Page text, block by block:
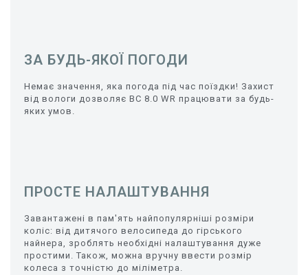
ЗА БУДЬ-ЯКОЇ ПОГОДИ
Немає значення, яка погода під час поїздки! Захист
від вологи дозволяє BC 8.0 WR працювати за будь-
яких умов.
ПРОСТЕ НАЛАШТУВАННЯ
Завантажені в пам'ять найпопулярніші розміри
коліс: від дитячого велосипеда до гірського
найнера, зроблять необхідні налаштування дуже
простими. Також, можна вручну ввести розмір
колеса з точністю до міліметра.